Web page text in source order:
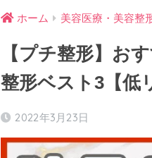
ホーム 美容医療・美容整
【プチ整形】お
整形ベスト3【低
2022年3月23日